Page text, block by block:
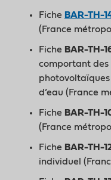
Fiche BAR-TH-
(France
Fiche BAR-TH-
comportant des
d’eau (France
Fiche BAR-TH-
(France
Fiche BAR-TH-
individuel